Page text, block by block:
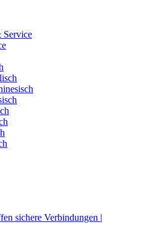
Service
sichere Verbindungen |